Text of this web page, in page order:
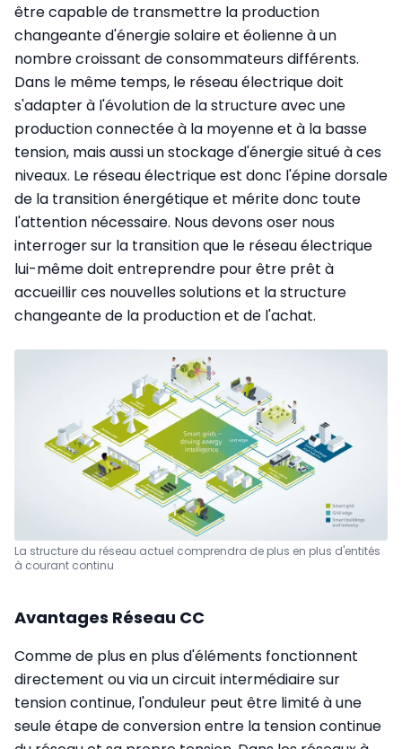
être capable de transmettre la production
changeante d'énergie solaire et éolienne à un
nombre croissant de consommateurs différents.
Dans le même temps, le réseau électrique doit
s'adapter à l'évolution de la structure avec une
production connectée à la moyenne et à la basse
tension, mais aussi un stockage d'énergie situé à ces
niveaux. Le réseau électrique est donc l'épine dorsale
de la transition énergétique et mérite donc toute
l'attention nécessaire. Nous devons oser nous
interroger sur la transition que le réseau électrique
lui-même doit entreprendre pour être prêt à
accueillir ces nouvelles solutions et la structure
changeante de la production et de l'achat.
La structure du réseau actuel comprendra de plus en plus d'entités
à courant continu
Avantages Réseau CC
Comme de plus en plus d'éléments fonctionnent
directement ou via un circuit intermédiaire sur
tension continue, l'onduleur peut être limité à une
seule étape de conversion entre la tension continue